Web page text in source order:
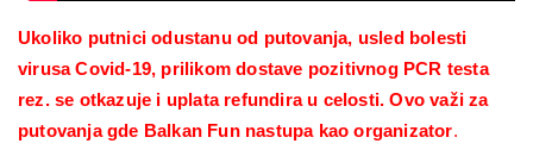
Ukoliko putnici odustanu od putovanja, usled bolesti
virusa Covid-19, prilikom dostave pozitivnog PCR testa
rez. se otkazuje i uplata refundira u celosti. Ovo važi za
putovanja gde Balkan Fun nastupa kao organizator.